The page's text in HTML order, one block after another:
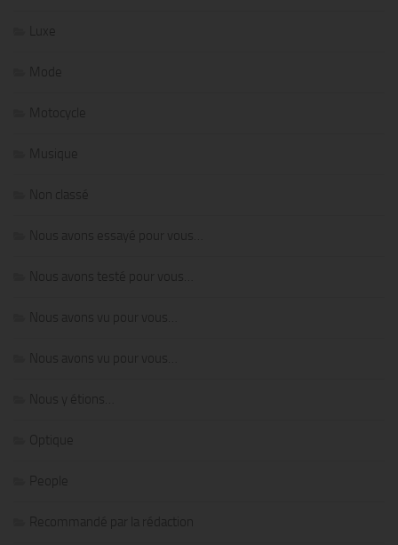
Luxe
Mode
Motocycle
Musique
Non classé
Nous avons essayé pour vous…
Nous avons testé pour vous…
Nous avons vu pour vous…
Nous avons vu pour vous…
Nous y étions…
Optique
People
Recommandé par la rédaction